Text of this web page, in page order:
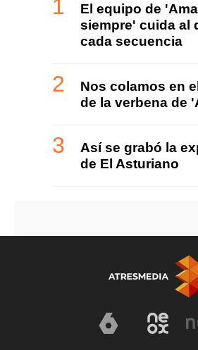
El equipo de
siempre' cuida al
cada secuencia
Nos colamos en
de la verbena de
Así se grabó la
de El Asturiano